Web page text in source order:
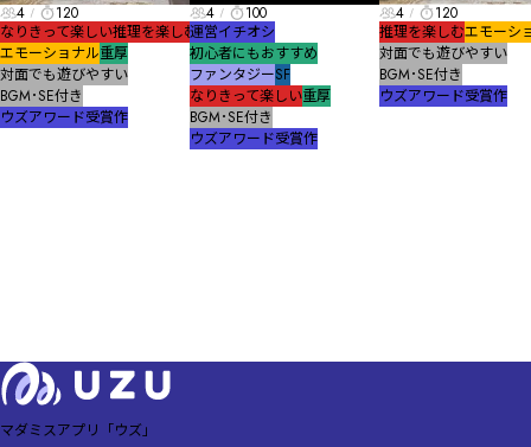
4
120
なりきって楽しい推理を楽しむ
エモーショナル重厚
対面でも遊びやすい
BGM･SE付き
ウズアワード受賞作
4
100
運営イチオシ
初心者にもおすすめ
ファンタジーSF
なりきって楽しい重厚
BGM･SE付き
ウズアワード受賞作
4
120
推理を楽しむエモーシ
対面でも遊びやすい
BGM･SE付き
ウズアワード受賞作
マダミスアプリ「ウズ」